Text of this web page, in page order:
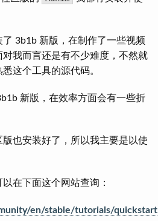
3b1b 新版，在制作了一些视频
我而言还是有不少难度，不然就
这个工具的源代码。
新版，在效率方面会有一些折
也安装好了，所以我主要是以使
在下面这个网站查询：
en/stable/tutorials/